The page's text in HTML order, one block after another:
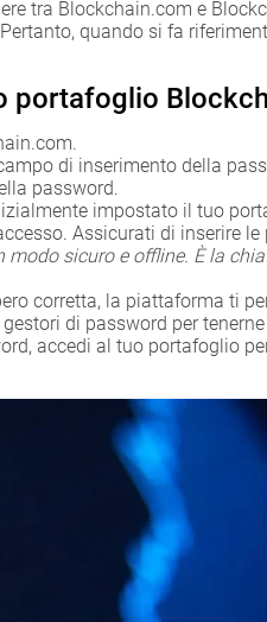
tra Blockchain.com e
quando si fa
portafoglio
di inserimento della
password.
impostato il tuo
Assicurati di inserire
sicuro e offline. È la
corretta, la piattaforma ti
di password per
accedi al tuo portafoglio